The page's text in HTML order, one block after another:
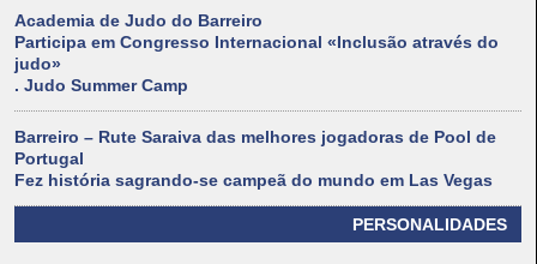
Academia de Judo do Barreiro
Participa em Congresso Internacional «Inclusão através do
judo»
. Judo Summer Camp
Barreiro – Rute Saraiva das melhores jogadoras de Pool de
Portugal
Fez história sagrando-se campeã do mundo em Las Vegas
PERSONALIDADES